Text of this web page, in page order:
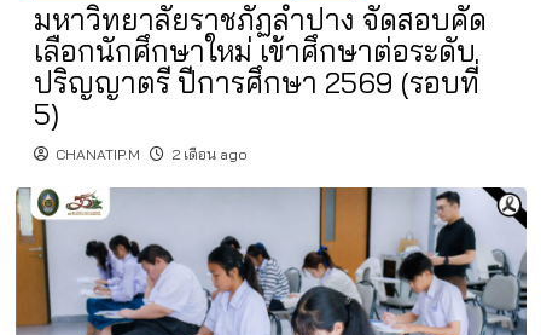
มหาวิทยาลัยราชภัฏลำปาง จัดสอบคัด
เลือกนักศึกษาใหม่ เข้าศึกษาต่อระดับ
ปริญญาตรี ปีการศึกษา 2569 (รอบที่
5)
CHANATIP.M 2 เดือน ago